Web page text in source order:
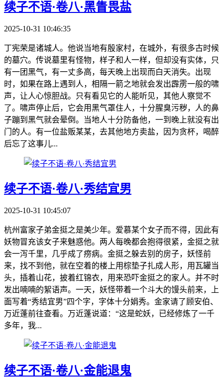
续子不语·卷八·黑眚畏盐
2025-10-31 10:46:35
丁宪荣是诸城人。他说当地有殷家村，在城外，有很多古时候
的墓穴。传说墓里有怪物，样子和人一样，但却没有实体，只
有一团黑气，有一丈多高，每天晚上出现而白天消失。出现
时，如果在路上遇到人，相隔一箭之地就会发出霹雳一般的啸
声，让人心惊胆战。只有看见它的人能听见，其他人察觉不
了。啸声停止后，它会用黑气罩住人，十分腥臭污秽，人的鼻
子蹦到黑气就会晕倒。当地人十分防备他，一到晚上就没有出
门的人。有一位盐贩某某，去其他地方卖盐，因为贪杯，喝醉
后忘了这事儿...
续子不语·卷八·秀结宜男
2025-10-31 10:45:07
杭州富家子弟金挺之是美少年。爱慕某个女子而不得，因此有
妖物冒充该女子来魅惑他。两人每晚都会抱得很紧，金挺之就
会一泻千里，几乎成了痨病。金挺之躲去别的房子，妖怪前
来，找不到他，就在空着的楼上用棕垫子扎成人形，用瓦罐当
头，插着山花，披着红锦衣，用来恐吓金挺之的家人。并不时
发出喃喃的絮语声。一天，妖怪带着一个斗大的馒头前来，上
面写着“秀结宜男”四个字，字体十分娟秀。金家请了顾安伯、
万近蓬前往查看。万近蓬说道：“这是蛇妖，已经修炼了一千
多年，我...
续子不语·卷八·金能退鬼